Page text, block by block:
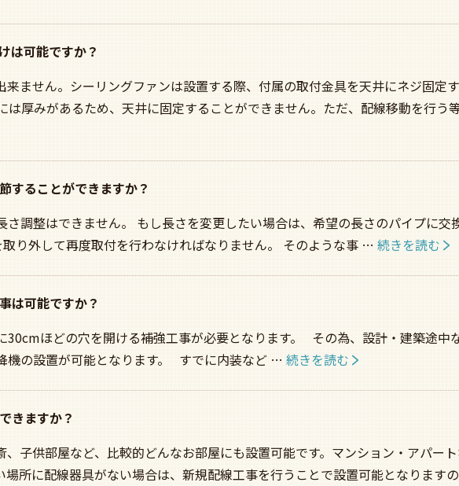
は可能ですか？
来ません。シーリングファンは設置する際、付属の取付金具を天井にネジ固定
は厚みがあるため、天井に固定することができません。ただ、配線移動を行う
することができますか？
さ調整はできません。 もし長さを変更したい場合は、希望の長さのパイプに交
り外して再度取付を行わなければなりません。 そのような事 … 続きを読む
は可能ですか？
30cmほどの穴を開ける補強工事が必要となります。 その為、設計・建築途中
機の設置が可能となります。 すでに内装など … 続きを読む
きますか？
、子供部屋など、比較的どんなお部屋にも設置可能です。マンション・アパー
場所に配線器具がない場合は、新規配線工事を行うことで設置可能となります